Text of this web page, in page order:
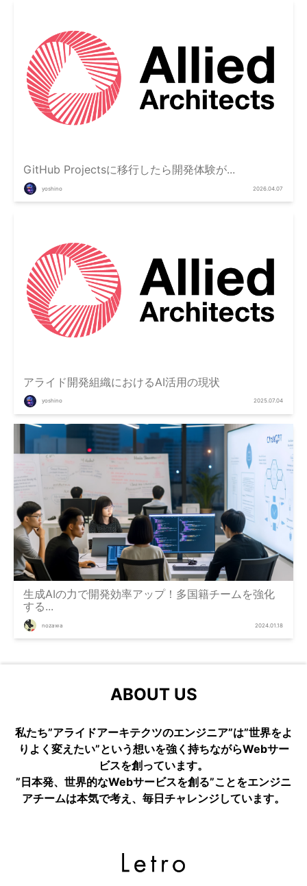
GitHub Projectsに移行したら開発体験が...
yoshino 2026.04.07
アライド開発組織におけるAI活用の現状
yoshino 2025.07.04
生成AIの力で開発効率アップ！多国籍チームを強化
する...
nozawa 2024.01.18
ABOUT US
私たち”アライドアーキテクツのエンジニア”は”世界をよ
りよく変えたい”という想いを強く持ちながらWebサー
ビスを創っています。
”日本発、世界的なWebサービスを創る”ことをエンジニ
アチームは本気で考え、毎日チャレンジしています。